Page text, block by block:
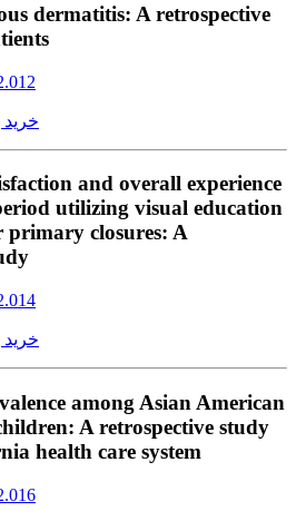
dermatitis: A retrospective
خرید
and overall experience
utilizing visual education
closures: A
خرید
among Asian American
A retrospective study
health care system